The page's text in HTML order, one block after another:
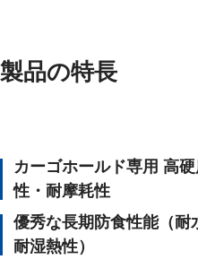
製品の特長
カーゴホールド専用 高
性・耐摩耗性
優秀な長期防食性能（耐
耐湿熱性）